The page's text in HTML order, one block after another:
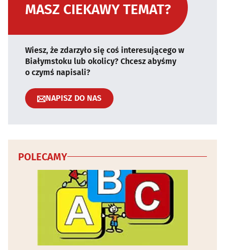
MASZ CIEKAWY TEMAT?
Wiesz, że zdarzyło się coś interesującego w
Białymstoku lub okolicy? Chcesz abyśmy
o czymś napisali?
NAPISZ DO NAS
POLECAMY